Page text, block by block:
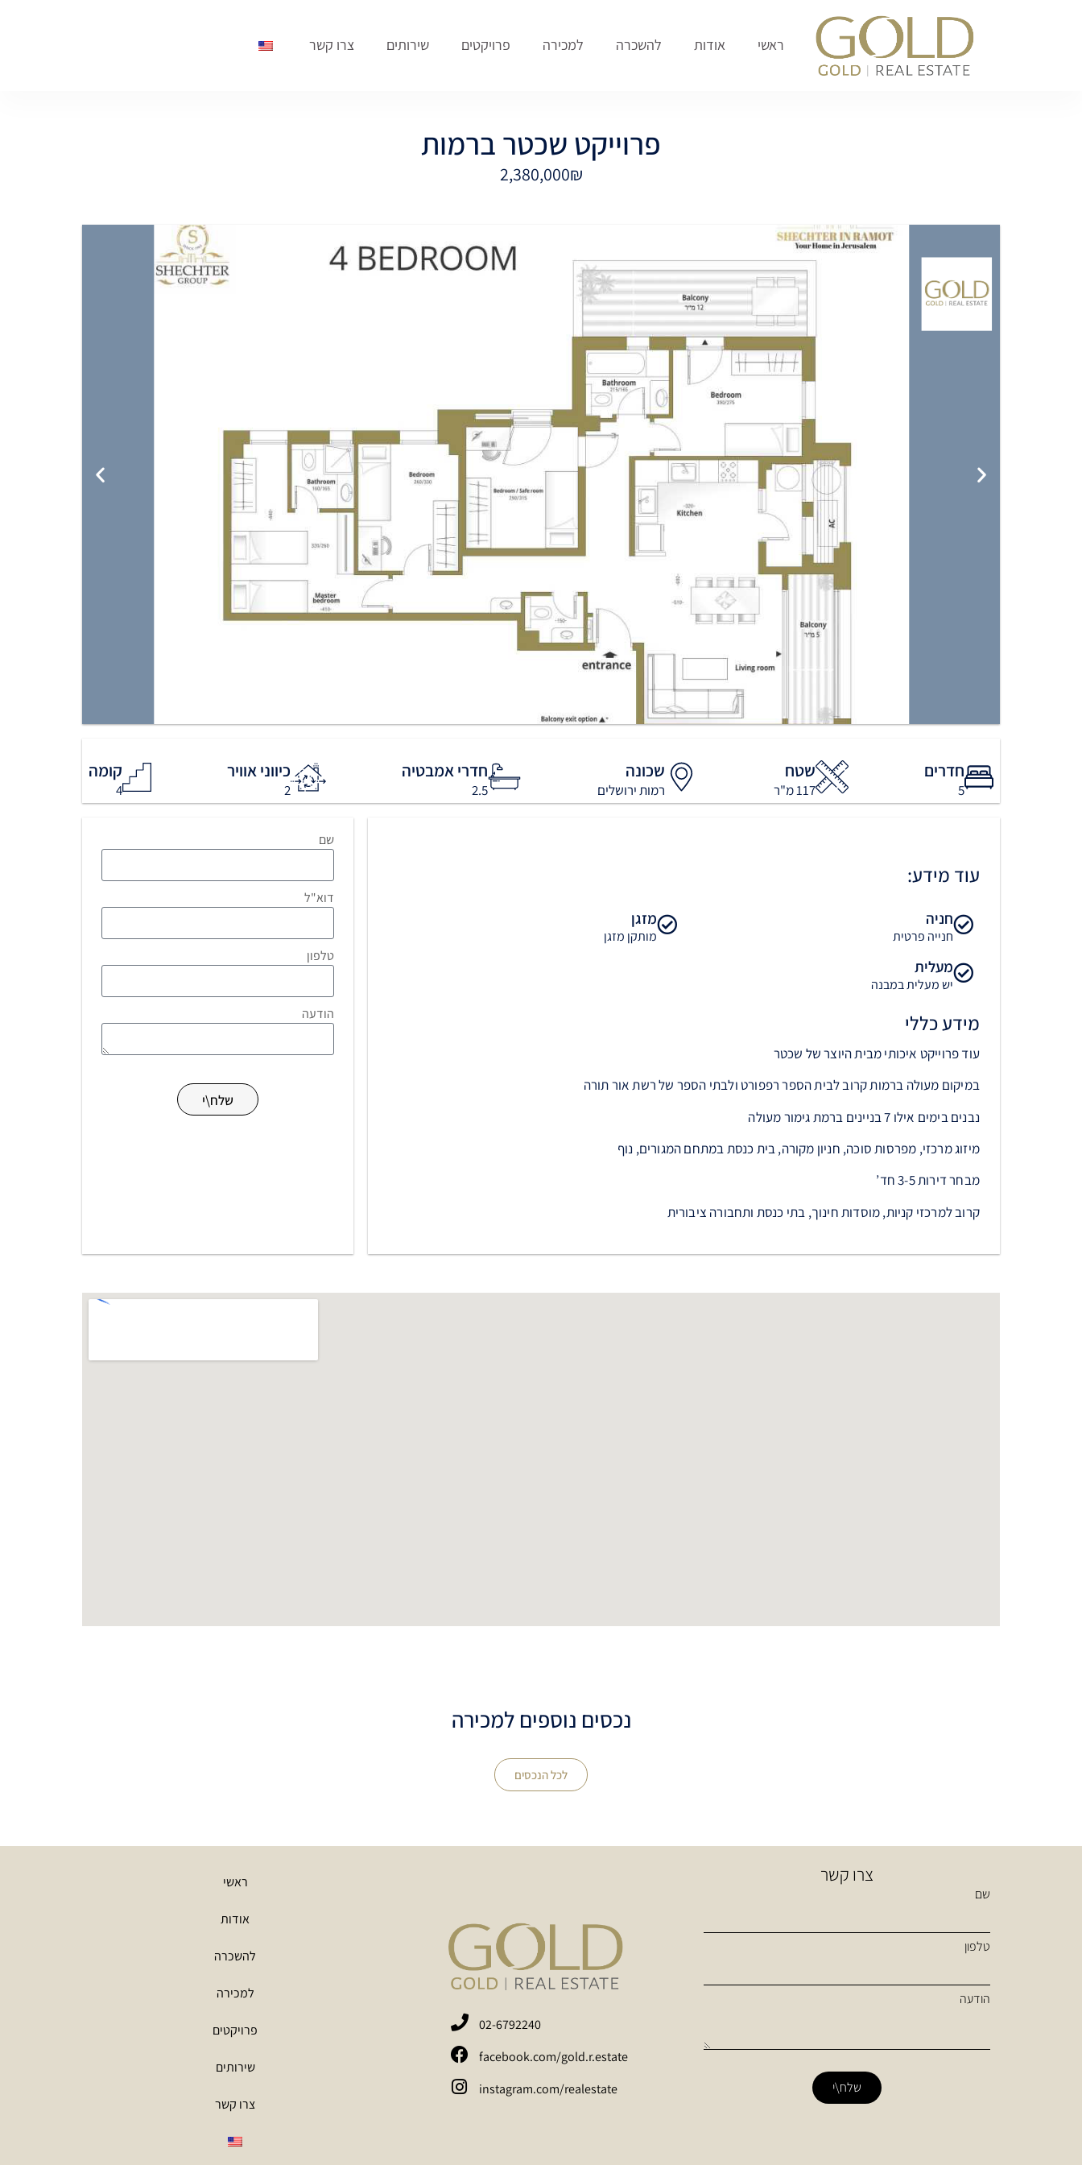
ראשי אודות להשכרה למכירה פרויקטים שירותים צרו קשר
פרוייקט שכטר ברמות
2,380,000₪
חדרים
5
שטח
117 מ"ר
שכונה
רמות ירושלים
חדרי אמבטיה
2.5
כיווני אוויר
2
קומה
4
עוד מידע:
חניה
חנייה פרטית
מזגן
מותקן מזגן
מעלית
יש מעלית במבנה
מידע כללי
עוד פרוייקט איכותי מבית היוצר של שכטר
במיקום מעולה ברמות קרוב לבית הספר רפפורט ולבתי הספר של רשת אור תורה
נבנים בימים אילו 7 בניינים ברמת גימור מעולה
מיזוג מרכזי, מפרסות סוכה, חניון מקורה, בית כנסת במתחם המגורים, נוף
מבחר דירות 3-5 חד’
קרוב למרכזי קניות, מוסדות חינוך, בתי כנסת ותחבורה ציבורית
שם
דוא"ל
טלפון
הודעה
שלח\י
נכסים נוספים למכירה
לכל הנכסים
צרו קשר
שם
טלפון
הודעה
שלח\י
02-6792240
facebook.com/gold.r.estate
instagram.com/realestate
ראשי
אודות
להשכרה
למכירה
פרויקטים
שירותים
צרו קשר